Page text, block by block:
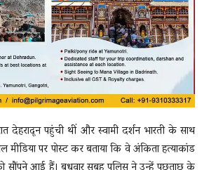
देहरादून पहुंची थीं और स्वामी दर्शन भारती के साथ
मीडिया पर पोस्ट कर बताया कि वे अंकिता हत्याकांड